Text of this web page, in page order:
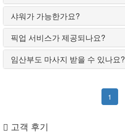
샤워가 가능한가요?
픽업 서비스가 제공되나요?
임산부도 마사지 받을 수 있나요?
1
고객 후기